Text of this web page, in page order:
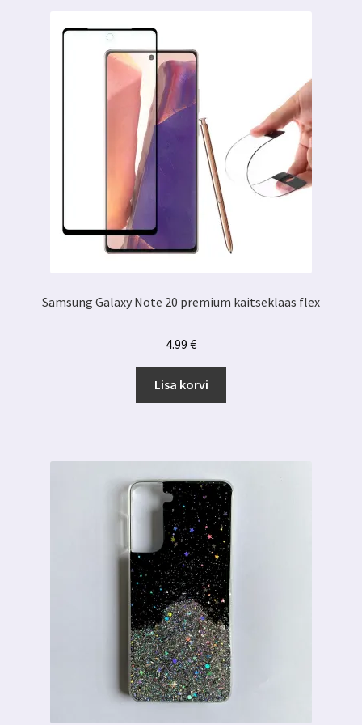
Samsung Galaxy Note 20 premium kaitseklaas flex
4.99 €
Lisa korvi